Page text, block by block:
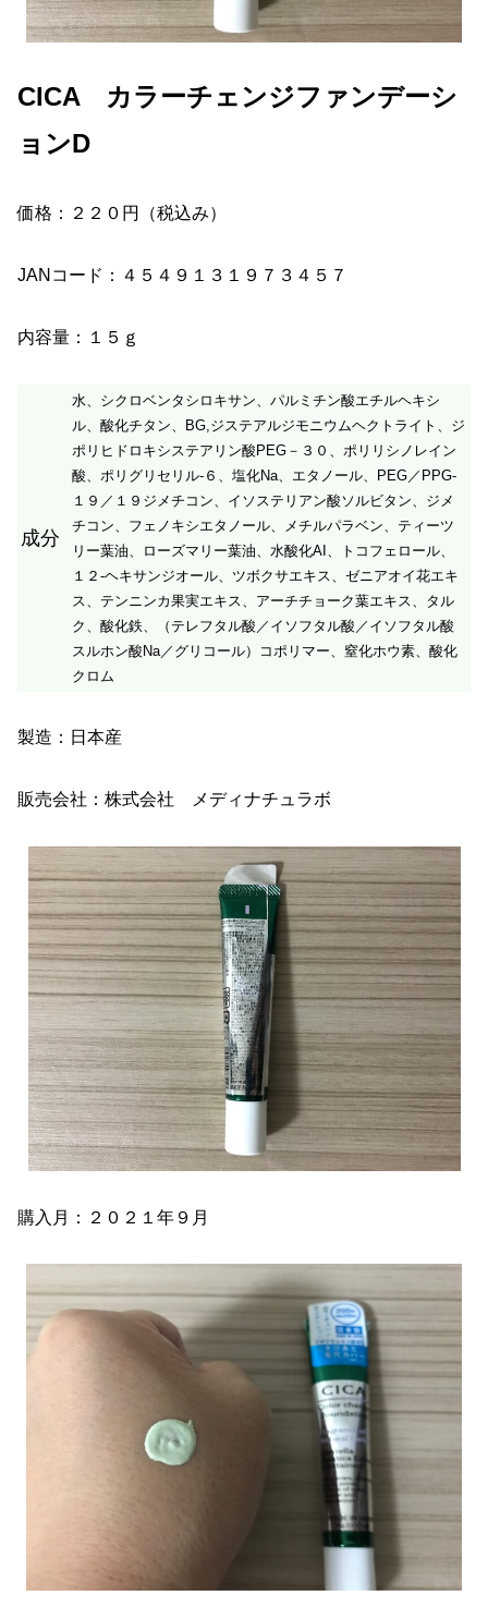
CICA カラーチェンジファンデーシ
ョンD
価格：２２０円（税込み）
JANコード：４５４９１３１９７３４５７
内容量：１５ｇ
成分
水、シクロベンタシロキサン、パルミチン酸エチルヘキシ
ル、酸化チタン、BG,ジステアルジモニウムヘクトライト、ジ
ポリヒドロキシステアリン酸PEG－３０、ポリリシノレイン
酸、ポリグリセリル‐６、塩化Na、エタノール、PEG／PPG‐
１９／１９ジメチコン、イソステリアン酸ソルビタン、ジメ
チコン、フェノキシエタノール、メチルパラベン、ティーツ
リー葉油、ローズマリー葉油、水酸化AI、トコフェロール、
１２‐ヘキサンジオール、ツボクサエキス、ゼニアオイ花エキ
ス、テンニンカ果実エキス、アーチチョーク葉エキス、タル
ク、酸化鉄、（テレフタル酸／イソフタル酸／イソフタル酸
スルホン酸Na／グリコール）コポリマー、窒化ホウ素、酸化
クロム
製造：日本産
販売会社：株式会社 メディナチュラボ
購入月：２０２１年９月